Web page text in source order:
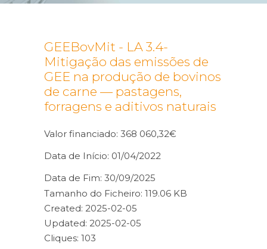
GEEBovMit - LA 3.4-
Mitigação das emissões de
GEE na produção de bovinos
de carne — pastagens,
forragens e aditivos naturais
Valor financiado: 368 060,32€
Data de Início: 01/04/2022
Data de Fim: 30/09/2025
Tamanho do Ficheiro: 119.06 KB
Created: 2025-02-05
Updated: 2025-02-05
Cliques: 103